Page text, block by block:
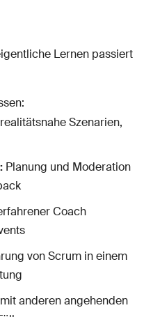
Lernen passiert
realitätsnahe Szenarien,
Planung und Moderation
Coach
von Scrum in einem
anderen angehenden